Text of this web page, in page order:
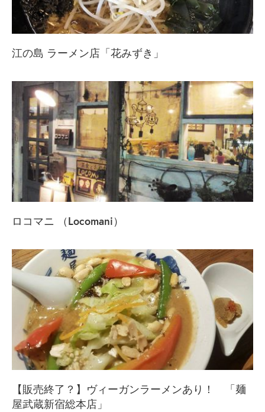
江の島 ラーメン店「花みずき」
ロコマニ （Locomani）
【販売終了？】ヴィーガンラーメンあり！ 「麺
屋武蔵新宿総本店」